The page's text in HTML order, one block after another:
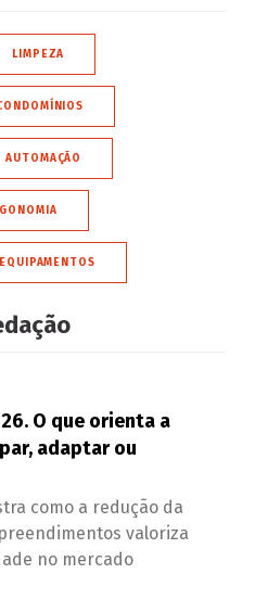
LIMPEZA
AUTOMAÇÃO
EQUIPAMENTOS
O que orienta a
adaptar ou
como a redução da
valoriza
no mercado